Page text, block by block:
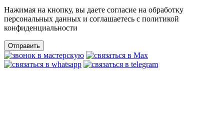
Нажимая на кнопку, вы даете согласие на обработку
персональных данных и соглашаетесь c политикой
конфиденциальности
Отправить